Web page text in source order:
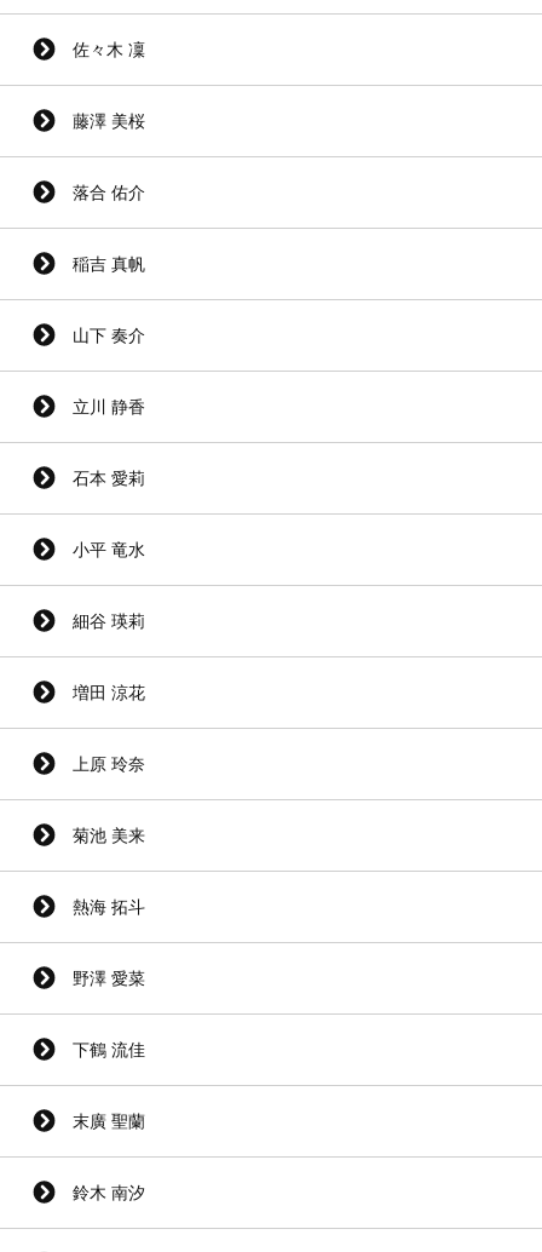
佐々木 凜
藤澤 美桜
落合 佑介
稲吉 真帆
山下 奏介
立川 静香
石本 愛莉
小平 竜水
細谷 瑛莉
増田 涼花
上原 玲奈
菊池 美来
熱海 拓斗
野澤 愛菜
下鶴 流佳
末廣 聖蘭
鈴木 南汐